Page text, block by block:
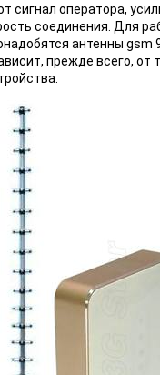
сигнал оператора,
соединения. Для
антенны gsm
прежде всего, от